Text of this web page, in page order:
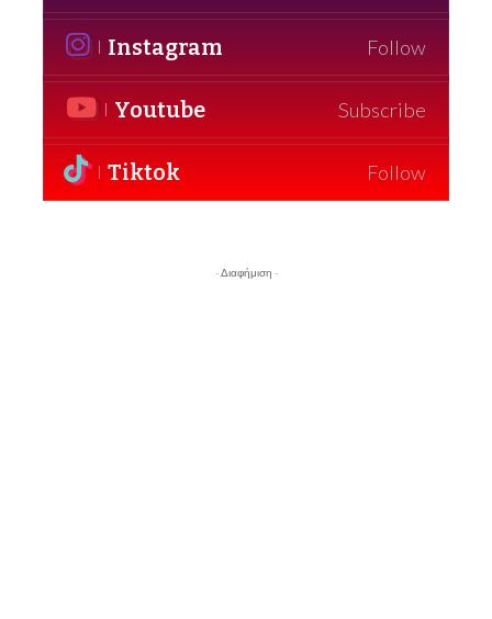
Instagram Follow
Youtube Subscribe
Tiktok Follow
- Διαφήμιση -